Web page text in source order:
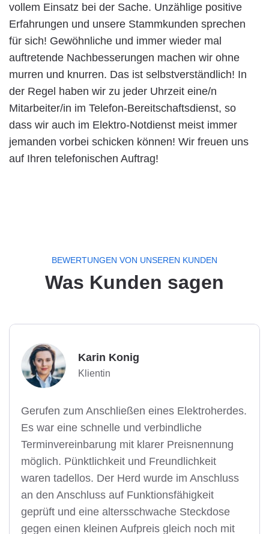
vollem Einsatz bei der Sache. Unzählige positive
Erfahrungen und unsere Stammkunden sprechen
für sich! Gewöhnliche und immer wieder mal
auftretende Nachbesserungen machen wir ohne
murren und knurren. Das ist selbstverständlich! In
der Regel haben wir zu jeder Uhrzeit eine/n
Mitarbeiter/in im Telefon-Bereitschaftsdienst, so
dass wir auch im Elektro-Notdienst meist immer
jemanden vorbei schicken können! Wir freuen uns
auf Ihren telefonischen Auftrag!
BEWERTUNGEN VON UNSEREN KUNDEN
Was Kunden sagen
Karin Konig
Klientin
Gerufen zum Anschließen eines Elektroherdes.
Es war eine schnelle und verbindliche
Terminvereinbarung mit klarer Preisnennung
möglich. Pünktlichkeit und Freundlichkeit
waren tadellos. Der Herd wurde im Anschluss
an den Anschluss auf Funktionsfähigkeit
geprüft und eine altersschwache Steckdose
gegen einen kleinen Aufpreis gleich noch mit